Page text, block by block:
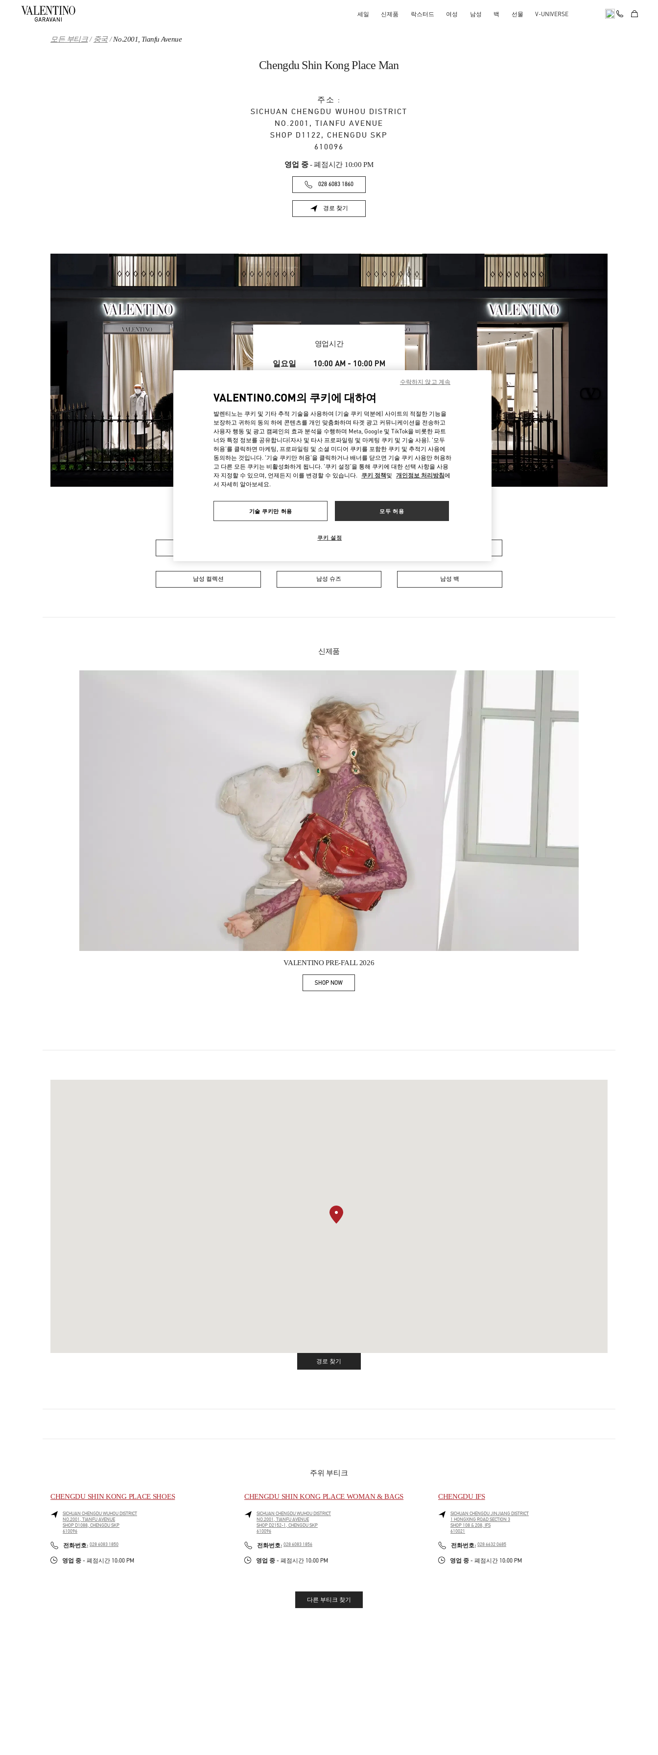
세일 신제품 락스터드 여성 남성 백 선물 V-UNIVERSE
모든 부티크 중국 No.2001, Tianfu Avenue
Chengdu Shin Kong Place Man
주소 :
SICHUAN CHENGDU WUHOU DISTRICT
NO.2001, TIANFU AVENUE
SHOP D1122, CHENGDU SKP
610096
영업 중- 폐점시간 10:00 PM
028 6083 1860
경로 찾기
Link Opens in New Tab
영업시간
요일시간
일요일 10:00 AM - 10:00 PM
수요일
10:00 AM-10:00 PM
10:00 AM -
10:00 PM
금요일
10:00 AM -10:00 PM
토요일
10:00 AM - 10:00 PM
부티크 판매 제품
남성 컬렉션 남성 슈즈 남성 백
신제품
VALENTINO PRE-FALL 2026
SHOP NOWLink Opens in New Tab
경로 찾기Link Opens in New Tab
주위 부티크
CHENGDU SHIN KONG PLACE SHOES
SICHUAN CHENGDUWUHOU DISTRICT
NO.2001, TIANFU AVENUE
SHOP D1088, CHENGDU SKP
610096
전화번호: PHONE
028 6083 1850
영업 중 - 폐점시간 10:00 PM
CHENGDU SHIN KONG PLACE WOMAN & BAGS
SICHUAN CHENGDUWUHOU DISTRICT
NO.2001, TIANFU AVENUE
SHOP D2152-1, CHENGDU SKP
610096
전화번호: PHONE
028 6083 1856
영업 중 - 폐점시간 10:00 PM
CHENGDU IFS
SICHUAN CHENGDUJINJIANG DISTRICT
1 HONGXING ROAD SECTION 3
SHOP 108 & 208, IFS
610021
전화번호: PHONE
028 6632 0685
영업 중 - 폐점시간 10:00 PM
다른 부티크 찾기
VALENTINO.COM의 쿠키에 대하여
발렌티노는 쿠키 및 기타 추적 기술을 사용하여 (기술 쿠키 덕분에) 사이트의 적절한 기능을
보장하고 귀하의 동의 하에 콘텐츠를 개인 맞춤화하며 타겟 광고 커뮤니케이션을 전송하고
사용자 행동 및 광고 캠페인의 효과 분석을 수행하며 Meta, Google 및 TikTok을 비롯한 파트
너와 특정 정보를 공유합니다(자사 및 타사 프로파일링 및 마케팅 쿠키 및 기술 사용). '모두
허용'를 클릭하면 마케팅, 프로파일링 및 소셜 미디어 쿠키를 포함한 쿠키 및 추적기 사용에
동의하는 것입니다. '기술 쿠키만 허용'을 클릭하거나 배너를 닫으면 기술 쿠키 사용만 허용하
고 다른 모든 쿠키는 비활성화하게 됩니다. '쿠키 설정'을 통해 쿠키에 대한 선택 사항을 사용
자 지정할 수 있으며, 언제든지 이를 변경할 수 있습니다. 쿠키 정책및 개인정보 처리방침에
서 자세히 알아보세요.
기술 쿠키만 허용 모두 허용
쿠키 설정
수락하지 않고 계속